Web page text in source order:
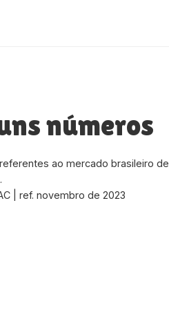
números
ao mercado brasileiro de
| ref. novembro de 2023